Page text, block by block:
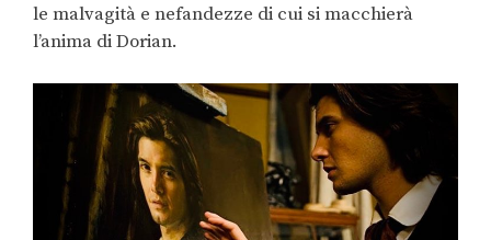
le malvagità e nefandezze di cui si macchierà
l’anima di Dorian.